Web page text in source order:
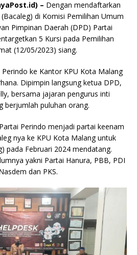
– Dengan mendaftarkan
di Komisi Pemilihan Umum
Pimpinan Daerah (DPD) Partai
5 Kursi pada Pemilihan
(12/05/2023) siang.
ke Kantor KPU Kota Malang
Dipimpin langsung ketua DPD,
bersama jajaran pengurus inti
berjumlah puluhan orang.
Perindo menjadi partai keenam
nya ke KPU Kota Malang untuk
pada Februari 2024 mendatang.
yakni Partai Hanura, PBB, PDI
dan PKS.